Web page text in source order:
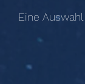
Eine